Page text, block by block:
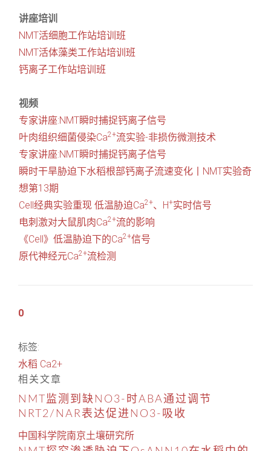
讲座培训
NMT活细胞工作站培训班
NMT活体藻类工作站培训班
钙离子工作站培训班
视频
专家讲座:NMT瞬时捕捉钙离子信号
叶肉组织细菌侵染Ca2+流实验-非损伤微测技术
专家讲座:NMT瞬时捕捉钙离子信号
瞬时干旱胁迫下水稻根部钙离子流速变化丨NMT实验奇
想第13期
Cell经典实验重现 低温胁迫Ca2+、H+实时信号
电刺激对大鼠肌肉Ca2+流的影响
《Cell》低温胁迫下的Ca2+信号
原代神经元Ca2+流检测
0
标签:
水稻 Ca2+
相关文章
NMT监测到缺NO3-时ABA通过调节
NRT2/NAR表达促进NO3-吸收
中国科学院南京土壤研究所